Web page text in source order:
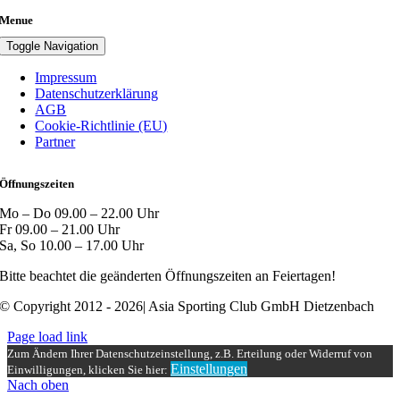
Menue
Toggle Navigation
Impressum
Datenschutzerklärung
AGB
Cookie-Richtlinie (EU)
Partner
Öffnungszeiten
Mo – Do 09.00 – 22.00 Uhr
Fr 09.00 – 21.00 Uhr
Sa, So 10.00 – 17.00 Uhr
Bitte beachtet die geänderten Öffnungszeiten an Feiertagen!
© Copyright 2012 - 2026| Asia Sporting Club GmbH Dietzenbach
Page load link
Zum Ändern Ihrer Datenschutzeinstellung, z.B. Erteilung oder Widerruf von
Einwilligungen, klicken Sie hier: Einstellungen
Nach oben